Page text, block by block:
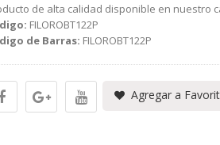
de alta calidad disponible en nuestro
FILOROBT122P
de Barras: FILOROBT122P
Agregar a